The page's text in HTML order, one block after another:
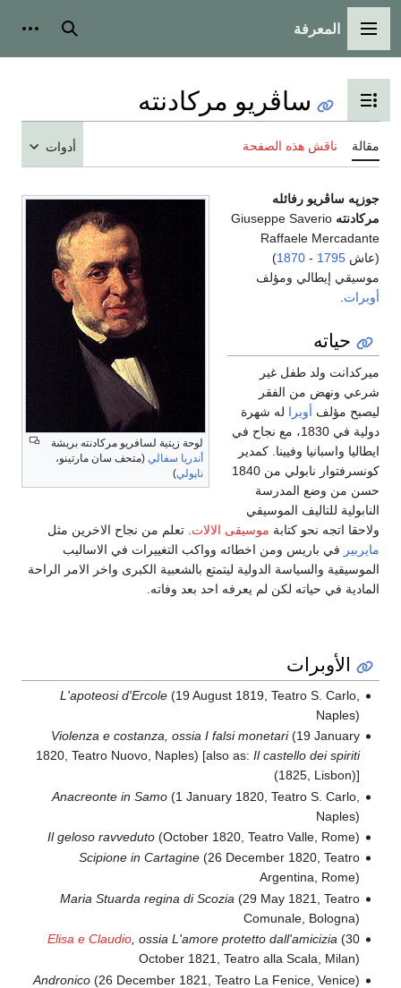
القائمة الرئيسية
المعرفة بحث
تبديل عرض جدول المحتويات
ساڤريو مركادنته
مقالة ناقش هذه الصفحة أدوات
لوحة زيتية لسافريو مركادنته بريشة
أندريا سفالي(متحف سان مارتينو،
ناپولي)
جوزپه ساڤريو رفائله
مركادنته Giuseppe Saverio
Raffaele Mercadante
(عاش 1795
-
1870
)
موسيقي إيطالي ومؤلف
أوبرات
حياته
ميركدانت ولد طفل غير
شرعي ونهض من الفقر
ليصبح مؤلف أوبرا له شهرة
دولية في 1830، مع نجاح في
ايطاليا واسبانيا وفيينا. كمدير
كونسرفتوار نابولي من 1840
حسن من وضع المدرسة
النابولية للتاليف الموسيقي
ولاحقا اتجه نحو كتابة موسيقى الالات. تعلم من نجاح الاخرين مثل
مايربير في باريس ومن اخطائه وواكب التغييرات في الاساليب
الموسيقية والسياسة الدولية ليتمتع بالشعبية الكبرى واخر الامر الراحة
المادية في حياته لكن لم يعرفه احد بعد وفاته.
الأوبرات
L'apoteosi d'Ercole (19 August 1819, Teatro S. Carlo,
Naples)
Violenza e costanza, ossia I falsi monetari(19 January
1820, Teatro Nuovo, Naples) [also as:Il castello dei spiriti
(1825, Lisbon)]
Anacreonte in Samo (1 January 1820, Teatro S. Carlo,
Naples)
Il geloso ravveduto (October 1820, Teatro Valle, Rome)
Scipione in Cartagine (26 December 1820, Teatro
Argentina, Rome)
Maria Stuarda regina di Scozia (29 May 1821, Teatro
Comunale, Bologna)
Elisa e Claudio, ossia L'amore protetto dall'amicizia (30
October 1821, Teatro alla Scala, Milan)
Andronico (26 December 1821, Teatro La Fenice, Venice)